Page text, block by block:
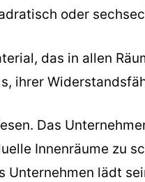
oder
das in allen
ihrer
Das
Innenräume zu
lädt